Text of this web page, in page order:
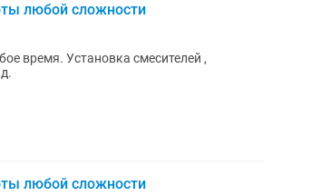
любой сложности
время. Установка смесителей ,
любой сложности